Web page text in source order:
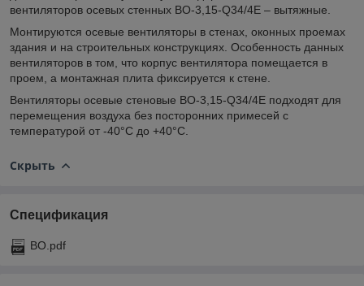
вентиляторов осевых стенных ВО-3,15-Q34/4E – вытяжные.
Монтируются осевые вентиляторы в стенах, оконных проемах
здания и на строительных конструкциях. Особенность данных
вентиляторов в том, что корпус вентилятора помещается в
проем, а монтажная плита фиксируется к стене.
Вентиляторы осевые стеновые ВО-3,15-Q34/4E подходят для
перемещения воздуха без посторонних примесей с
температурой от -40°С до +40°С.
Скрыть
Спецификация
ВО.pdf